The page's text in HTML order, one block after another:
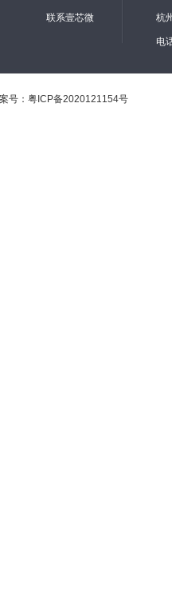
联系壹芯微 杭
电
号：粤ICP备2020121154号